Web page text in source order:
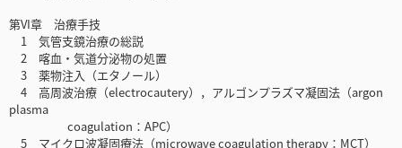
第VI章 治療手技
1 気管支鏡治療の総説
2 喀血・気道分泌物の処置
3 薬物注入（エタノール）
4 高周波治療（electrocautery），アルゴンプラズマ凝固法（argon
plasma
coagulation：APC）
5 マイクロ波凝固療法（microwave coagulation therapy：MCT）